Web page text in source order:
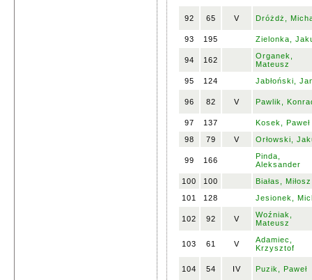
92 65 V Dróżdż,
93 195 Zielonka,
94 162
Organek,
Mateusz
95
124 Jabłoński,
96 82 V Pawlik,
97 137
Kosek, Paweł
98
79 V Orłowski,
99 166
Pinda,
Aleksander
100
100
Białas, Miłosz
101
128 Jesionek,
102 92 V
Woźniak,
Mateusz
103 61 V
Adamiec,
Krzysztof
104 54 IV Puzik, Paweł